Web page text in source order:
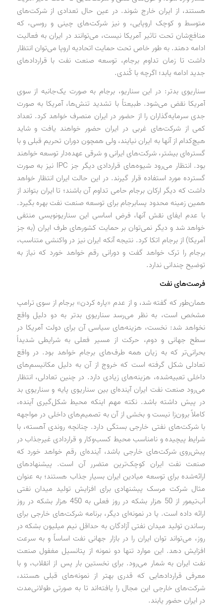
هستند، از ایران خارج شوند. در عین حال تعدادی از شرکت‌های
متوسط و کوچک اروپایی، و نیز شرکت‌های چینی و روسی، که
منافع‌شان تحت ‌تاثیر آمریکا نیست، می‌توانند در ایران به فعالیت
ادامه دهند. به طور خاص تحت حمایت اتحادیه اروپا می‌توان انتظار
داشت تا زمان تداوم برجام، توسعه صنعت نفت با قراردادهای
جدید ادامه یابد؛ اگرچه با کُندی.
سناریوی بدتر: در این سناریو، برجام به صورت یک‌جانبه از سوی
آمریکا نقض می‌شود. طبیعتاً با تشدید تنش‌ها، آمریکا به صورت
جدی سرمایه‌گذاران را از حضور در ایران منصرف خواهد کرد. تعداد
کمی از شرکت‌های غربی در ایران حضور خواهند یافت و شاید
هیچ‌کدام از آنها به ایران نیایند، ولی همچون دوران تحریم قبلی و با
گستره‌ای بیشتر، شرکت‌های ایرانی و شرقی عهده‌دار توسعه خواهند
بود. انتظار می‌رود شیوه‌های قراردادی دیگر جز IPC نیز به صورت
گسترده مورد استفاده قرار گیرند. در این حالت ایران انتظار خواهد
داشت که دیگر ارکان برجام حامی تداوم آن باشند؛ تا ایران بتواند از
همین زمینه محدود پسابرجام برای توسعه صنعت نفت بهره بگیرد.
با عدم ایفای نقش آنها، فرض اساسی این سناریونویسی منتفی
خواهد شد و دیگر نمی‌توان بر حمایت کشورهای طرف ایران (به جز
آمریکا) از برجام اتکا کرد. نتیجه آنکه ایران نیز در واکنشی متناسب،
برجام را ترک خواهد گفت و دورانی رقم خواهد خورد که نیاز به
توضیح چندانی ندارد.
فرصت‌های نفت
همان‌طور که گفته شد، و از عدم «پاره کردن» برجام از سوی ترامپ
مشخص است، به نظر می‌رسد سناریوی بدتر به دو دلیل واقع
نخواهد شد: نخست، هزینه‌های سیاسی آن برای دولت آمریکا در
سطح جهانی و دوم، حرکت از مسیر فعلی به شرایطی شدیداً
بحرانی‌تر که به زیان همه طرف‌های برجام خواهد بود. در واقع
تعادلی شکل گرفته است که خروج از آن به دلیل مکانیسم‌های
داخلی تعبیه‌شده، هزینه‌های زیادی دارد. در چنین تعادلی، انتظار
می‌رود صنعت نفت ایران آینده‌ای بین سناریوی پایه و سناریوی بد
در پیش داشته باشد. نکته مهم اینکه محیط شکل‌گیری آینده،
کاملاً برون‌زا نیست و بخشی از آن به تصمیم‌های داخلی در مواجهه
با شرکت‌های نفتی خارجی بستگی دارد. چنانچه روندی آهسته، با
شرایط پیچیده و نامناسب محیط کسب‌وکار و قراردادی غیرجذاب در
پیش‌روی شرکت‌های خارجی باشد، آینده‌ای رقم خواهد خورد که
صنعت نفت ایران کوچک‌ترین متضرر آن است. پیشنهادهای
ارائه‌شده برای توسعه میادین ایران بسیار جذاب هستند؛ به عنوان
مثال شرکت مرسک پیشنهادی برای افزایش تولید میدان نفتی
آب‌تیمور از 50 هزار بشکه در روز فعلی به 450 هزار بشکه در روز
ارائه داده است. یا در نمونه‌ای دیگر، برنامه شرکت‌های خارجی برای
رساندن تولید میدان نفتی آزادگان به حداقل نیم میلیون بشکه در
روز، می‌تواند توان ایران را در بازار جهانی نفت اساساً و به سرعت
افزایش دهد. این موارد تنها دو نمونه از پتانسیل مغفول صنعت
نفت ایران به شمار می‌رود. برای نخستین بار پس از انقلاب، و با
معرفی قراردادهایی که قدری بهتر از نمونه‌های قبلی هستند،
شرکت‌های خارجی این مجال را یافته‌اند تا به صورتی طولانی‌مدت
در ایران حضور یابند.